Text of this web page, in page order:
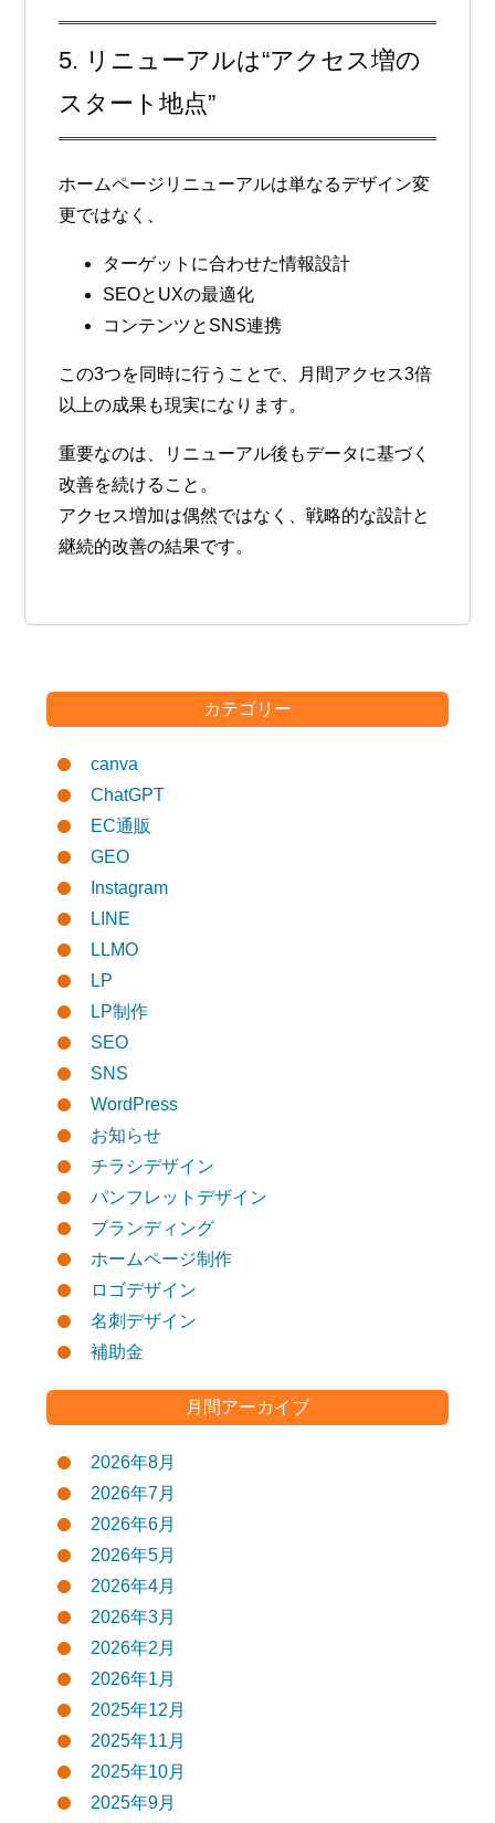
5. リニューアルは“アクセス増の
スタート地点”
ホームページリニューアルは単なるデザイン変
更ではなく、
ターゲットに合わせた情報設計
SEOとUXの最適化
コンテンツとSNS連携
この3つを同時に行うことで、
月間アクセス3倍
以上の成果も現実になります。
重要なのは、リニューアル後もデータに基づく
改善を続けること。
アクセス増加は偶然ではなく、戦略的な設計と
継続的改善の結果です。
カテゴリー
canva
ChatGPT
EC通販
GEO
Instagram
LINE
LLMO
LP
LP制作
SEO
SNS
WordPress
お知らせ
チラシデザイン
パンフレットデザイン
ブランディング
ホームページ制作
ロゴデザイン
名刺デザイン
補助金
月間アーカイブ
2026年8月
2026年7月
2026年6月
2026年5月
2026年4月
2026年3月
2026年2月
2026年1月
2025年12月
2025年11月
2025年10月
2025年9月